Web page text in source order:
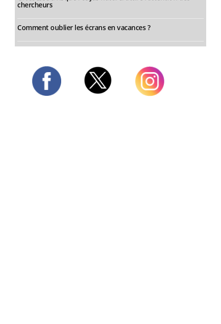
chercheurs
Comment oublier les écrans en vacances ?